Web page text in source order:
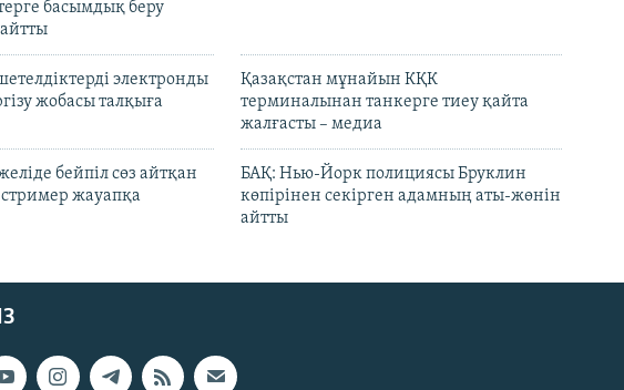
басымдық беру
электронды
жобасы талқыға
Қазақстан мұнайын КҚК
терминалынан танкерге тиеу қайта
жалғасты – медиа
бейпіл сөз айтқан
жауапқа
БАҚ: Нью-Йорк полициясы Бруклин
көпірінен секірген адамның аты-жөнін
айтты